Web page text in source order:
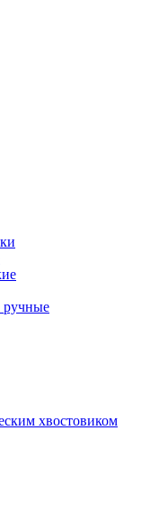
ручные
хвостовиком